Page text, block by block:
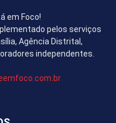
em Foco!
pelos serviços
Agência Distrital,
independentes.